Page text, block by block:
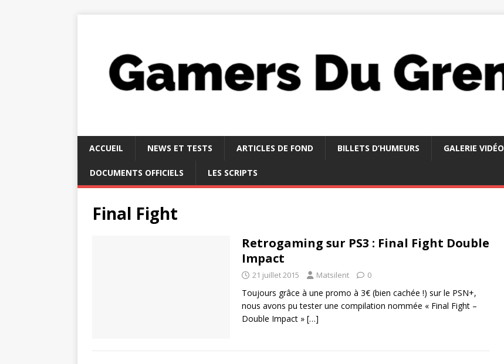
ACCUEIL NEWS ET TESTS ARTICLES DE FOND BILLETS D’HUMEURS GALERIE VIDÉO
DOCUMENTS OFFICIELS LES SCRIPTS
Final Fight
Retrogaming sur PS3 : Final Fight Double
Impact
21 juillet 2015 Matsilent 0
Toujours grâce à une promo à 3€ (bien cachée !) sur le PSN+,
nous avons pu tester une compilation nommée « Final Fight –
Double Impact » […]